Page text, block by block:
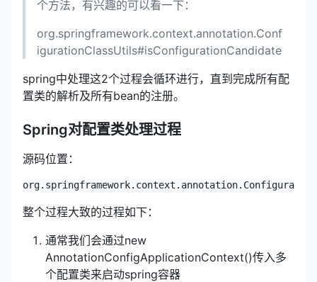
个方法，有兴趣的可以看一下：
org.springframework.context.annotation.Conf
igurationClassUtils#isConfigurationCandidate
spring中处理这2个过程会循环进行，直到完成所有配
置类的解析及所有bean的注册。
Spring对配置类处理过程
源码位置：
整个过程大致的过程如下：
通常我们会通过new
AnnotationConfigApplicationContext()传入多
个配置类来启动spring容器